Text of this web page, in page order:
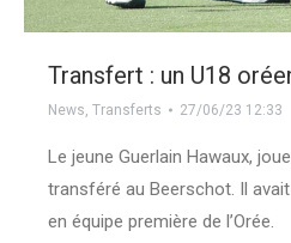
Transfert : un U18
News, Transferts 27/06/23 12:33
Le jeune Guerlain Hawaux,
transféré au Beerschot. Il
en équipe première de l’Orée.